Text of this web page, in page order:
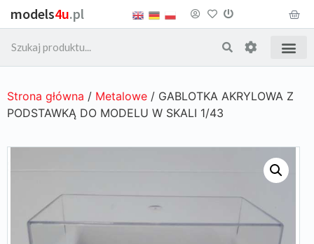
models4u.pl
Strona główna / Metalowe / GABLOTKA AKRYLOWA Z
PODSTAWKĄ DO MODELU W SKALI 1/43